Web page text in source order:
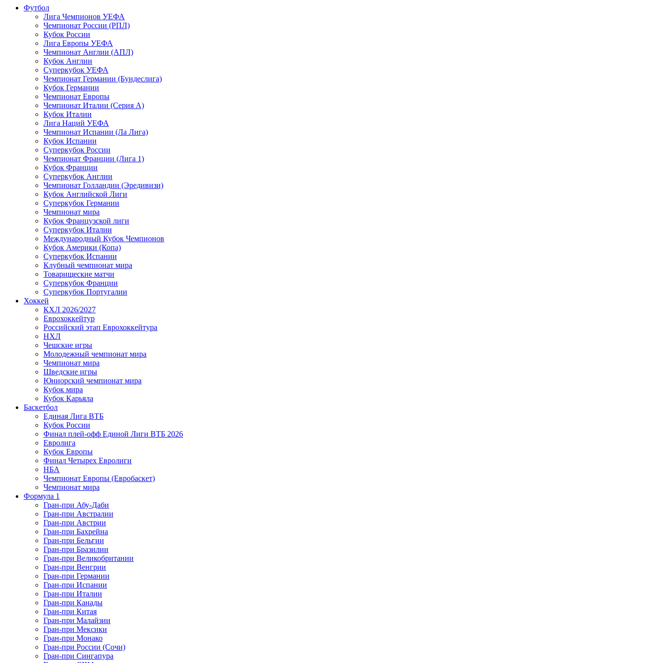
Футбол
Лига Чемпионов УЕФА
Чемпионат России (РПЛ)
Кубок России
Лига Европы УЕФА
Чемпионат Англии (АПЛ)
Кубок Англии
Суперкубок УЕФА
Чемпионат Германии (Бундеслига)
Кубок Германии
Чемпионат Европы
Чемпионат Италии (Серия А)
Кубок Италии
Лига Наций УЕФА
Чемпионат Испании (Ла Лига)
Кубок Испании
Суперкубок России
Чемпионат Франции (Лига 1)
Кубок Франции
Суперкубок Англии
Чемпионат Голландии (Эредивизи)
Кубок Английской Лиги
Суперкубок Германии
Чемпионат мира
Кубок Французской лиги
Суперкубок Италии
Международный Кубок Чемпионов
Кубок Америки (Копа)
Суперкубок Испании
Клубный чемпионат мира
Товарищеские матчи
Суперкубок Франции
Суперкубок Португалии
Хоккей
КХЛ 2026/2027
Еврохоккейтур
Российский этап Еврохоккейтура
НХЛ
Чешские игры
Молодежный чемпионат мира
Чемпионат мира
Шведские игры
Юниорский чемпионат мира
Кубок мира
Кубок Карьяла
Баскетбол
Единая Лига ВТБ
Кубок России
Финал плей-офф Единой Лиги ВТБ 2026
Евролига
Кубок Европы
Финал Четырех Евролиги
НБА
Чемпионат Европы (Евробаскет)
Чемпионат мира
Формула 1
Гран-при Абу-Даби
Гран-при Австралии
Гран-при Австрии
Гран-при Бахрейна
Гран-при Бельгии
Гран-при Бразилии
Гран-при Великобритании
Гран-при Венгрии
Гран-при Германии
Гран-при Испании
Гран-при Италии
Гран-при Канады
Гран-при Китая
Гран-при Малайзии
Гран-при Мексики
Гран-при Монако
Гран-при России (Сочи)
Гран-при Сингапура